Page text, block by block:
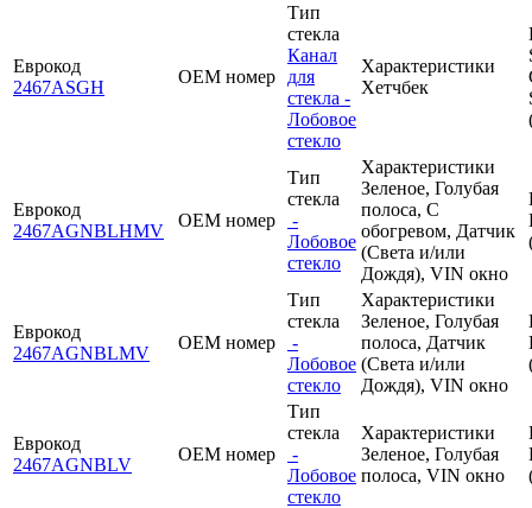
Еврокод
2467ASGH
OEM номер
Тип
стекла
Канал
для
стекла -
Лобовое
стекло
Характеристики
Хетчбек
Еврокод
2467AGNBLHMV
OEM номер
Тип
стекла
-
Лобовое
стекло
Характеристики
Зеленое, Голубая
полоса, С
обогревом, Датчик
(Света и/или
Дождя), VIN окно
Еврокод
2467AGNBLMV
OEM номер
Тип
стекла
-
Лобовое
стекло
Характеристики
Зеленое, Голубая
полоса, Датчик
(Света и/или
Дождя), VIN окно
Еврокод
2467AGNBLV
OEM номер
Тип
стекла
-
Лобовое
стекло
Характеристики
Зеленое, Голубая
полоса, VIN окно